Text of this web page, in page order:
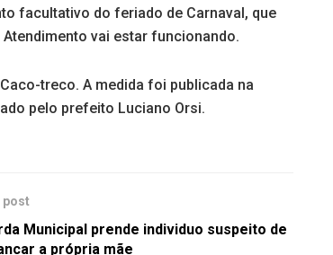
facultativo do feriado de Carnaval, que
vai estar funcionando.
treco. A medida foi publicada na
pelo prefeito Luciano Orsi.
post
Municipal prende individuo suspeito de
a própria mãe